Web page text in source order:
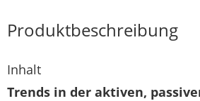
Produktbeschreibung
Inhalt
Trends in der aktiven,